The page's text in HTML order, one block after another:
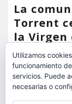
La
Torrent
la Virgen
torrent al
Utilizamos
funcionamiento
servicios. Puede
necesarias o